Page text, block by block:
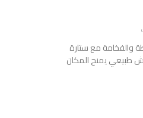
والفخامة مع ستارة
طبيعي يمنح المكان